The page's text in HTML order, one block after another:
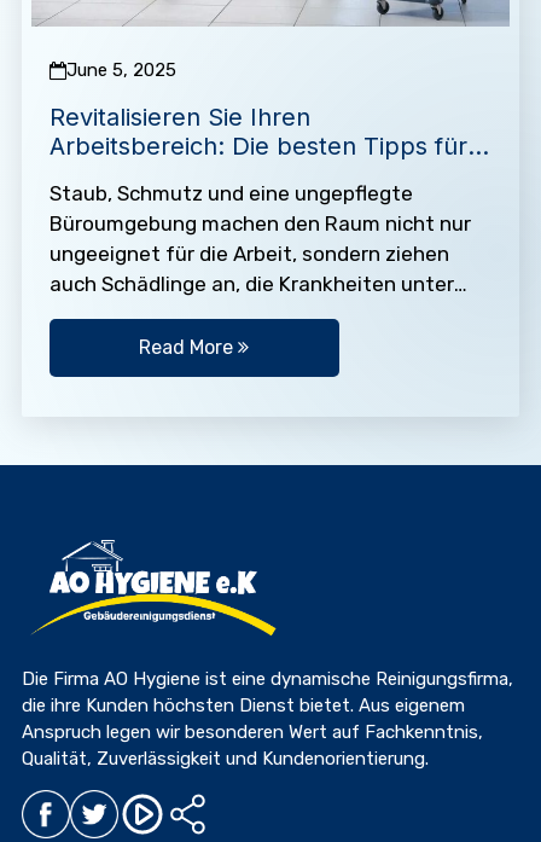
June 5, 2025
Revitalisieren Sie Ihren
Arbeitsbereich: Die besten Tipps für
Staub, Schmutz und eine ungepflegte
Büroumgebung machen den Raum nicht nur
ungeeignet für die Arbeit, sondern ziehen
auch Schädlinge an, die Krankheiten unter
den Mitarbeitern verbreiten können. Deshalb
Read More
Die Firma AO Hygiene ist eine dynamische Reinigungsfirma,
die ihre Kunden höchsten Dienst bietet. Aus eigenem
Anspruch legen wir besonderen Wert auf Fachkenntnis,
Qualität, Zuverlässigkeit und Kundenorientierung.